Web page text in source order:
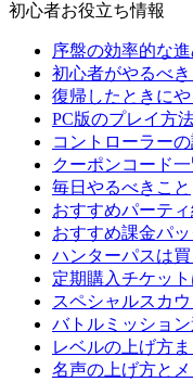
初心者お役立ち情報
序盤の効率的な
初心者がやるべ
復帰したときに
PC版のプレイ方
コントローラー
クーポンコード
毎日やるべきこと
おすすめパーテ
おすすめ課金パ
ハンターパスは買
定期購入チケッ
スペシャルスカ
バトルミッショ
レベルの上げ方
名声の上げ方とメ